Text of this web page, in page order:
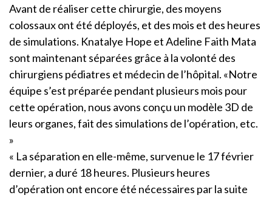
Avant de réaliser cette chirurgie, des moyens
colossaux ont été déployés, et des mois et des heures
de simulations. Knatalye Hope et Adeline Faith Mata
sont maintenant séparées grâce à la volonté des
chirurgiens pédiatres et médecin de l’hôpital. «Notre
équipe s’est préparée pendant plusieurs mois pour
cette opération, nous avons conçu un modèle 3D de
leurs organes, fait des simulations de l’opération, etc.
»
« La séparation en elle-même, survenue le 17 février
dernier, a duré 18 heures. Plusieurs heures
d’opération ont encore été nécessaires par la suite